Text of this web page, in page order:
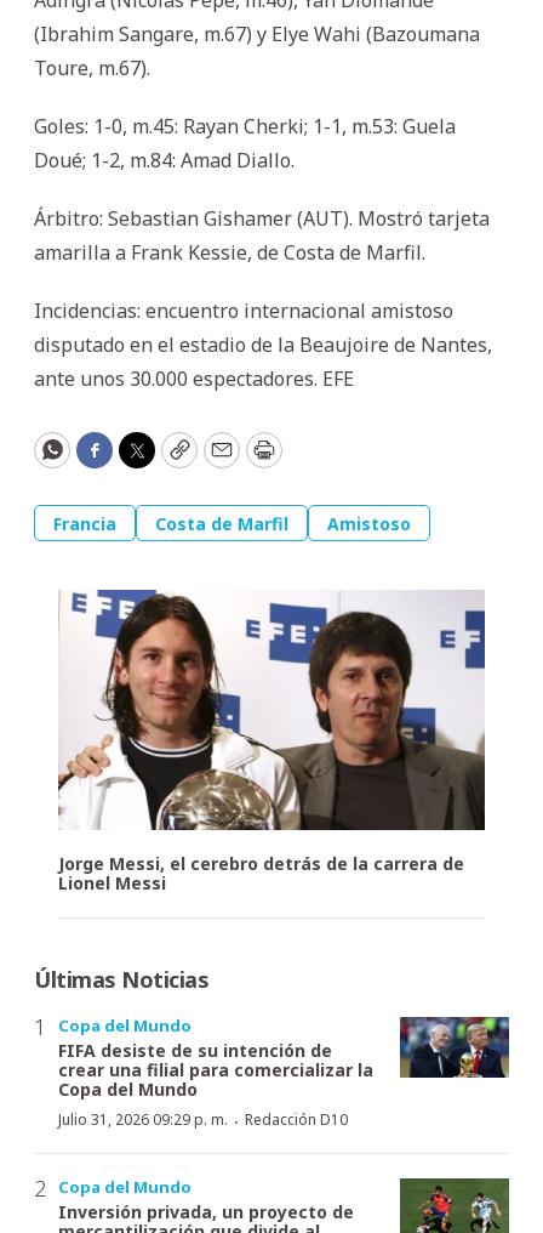
(Ibrahim Sangare, m.67) y Elye Wahi (Bazoumana
Toure, m.67).
Goles: 1-0, m.45: Rayan Cherki; 1-1, m.53: Guela
Doué; 1-2, m.84: Amad Diallo.
Árbitro: Sebastian Gishamer (AUT). Mostró tarjeta
amarilla a Frank Kessie, de Costa de Marfil.
Incidencias: encuentro internacional amistoso
disputado en el estadio de la Beaujoire de Nantes,
ante unos 30.000 espectadores. EFE
WhatsApp
Facebook
Twitter
CopyEmailPrint
Francia Costa de Marfil Amistoso
Jorge Messi, el cerebro detrás de la carrera de
Lionel Messi
Últimas Noticias
Copa del Mundo
FIFA desiste de su intención de
crear una filial para comercializar la
Copa del Mundo
Julio 31, 2026 09:29 p. m. · Redacción D10
Copa del Mundo
Inversión privada, un proyecto de